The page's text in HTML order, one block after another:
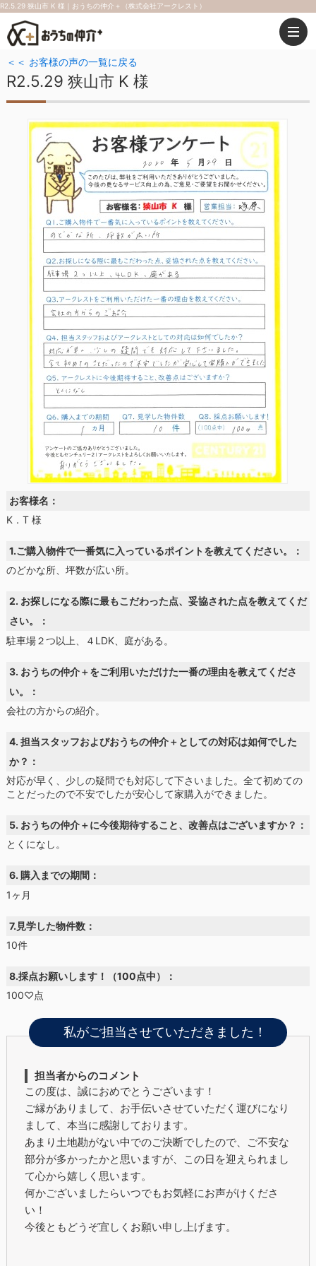
R2.5.29 狭山市 K 様｜おうちの仲介＋（株式会社アークレスト）
＜＜ お客様の声の一覧に戻る
R2.5.29 狭山市 K 様
お客様名：
K．T 様
1.ご購入物件で一番気に入っているポイントを教えてください。：
のどかな所、坪数が広い所。
2. お探しになる際に最もこだわった点、妥協された点を教えてくだ
さい。：
駐車場２つ以上、４LDK、庭がある。
3. おうちの仲介＋をご利用いただけた一番の理由を教えてくださ
い。：
会社の方からの紹介。
4. 担当スタッフおよびおうちの仲介＋としての対応は如何でした
か？：
対応が早く、少しの疑問でも対応して下さいました。全て初めての
ことだったので不安でしたが安心して家購入ができました。
5. おうちの仲介＋に今後期待すること、改善点はございますか？：
とくになし。
6. 購入までの期間：
1ヶ月
7.見学した物件数：
10件
8.採点お願いします！（100点中）：
100♡点
私がご担当させていただきました！
担当者からのコメント
この度は、誠におめでとうございます！
ご縁がありまして、お手伝いさせていただく運びになり
まして、本当に感謝しております。
あまり土地勘がない中でのご決断でしたので、ご不安な
部分が多かったかと思いますが、この日を迎えられまし
て心から嬉しく思います。
何かございましたらいつでもお気軽にお声がけくださ
い！
今後ともどうぞ宜しくお願い申し上げます。